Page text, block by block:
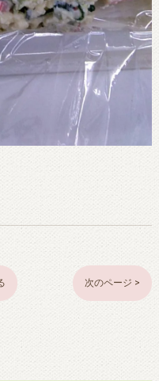
次のページ >